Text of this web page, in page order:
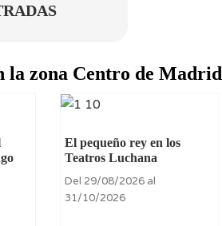
la zona Centro de Madrid
El pequeño rey en los
Teatros Luchana
Del 29/08/2026 al
31/10/2026